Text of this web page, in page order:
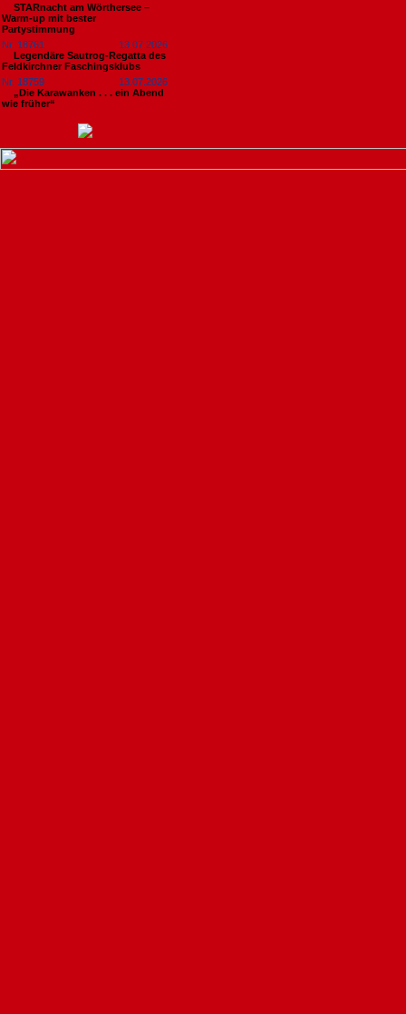
STARnacht am Wörthersee –
Warm-up mit bester
Partystimmung
Nr. 18761
13.07.2026
Legendäre Sautrog-Regatta des
Feldkirchner Faschingsklubs
Nr. 18759
13.07.2026
„Die Karawanken . . . ein Abend
wie früher“